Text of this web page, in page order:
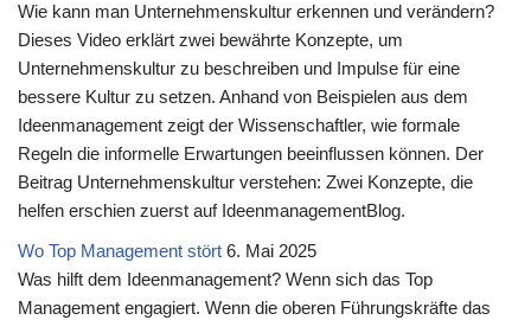
Wie kann man Unternehmenskultur erkennen und verändern?
Dieses Video erklärt zwei bewährte Konzepte, um
Unternehmenskultur zu beschreiben und Impulse für eine
bessere Kultur zu setzen. Anhand von Beispielen aus dem
Ideenmanagement zeigt der Wissenschaftler, wie formale
Regeln die informelle Erwartungen beeinflussen können. Der
Beitrag Unternehmenskultur verstehen: Zwei Konzepte, die
helfen erschien zuerst auf IdeenmanagementBlog.
Wo Top Management stört 6. Mai 2025
Was hilft dem Ideenmanagement? Wenn sich das Top
Management engagiert. Wenn die oberen Führungskräfte das